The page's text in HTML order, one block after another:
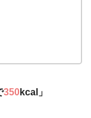
350kcal」